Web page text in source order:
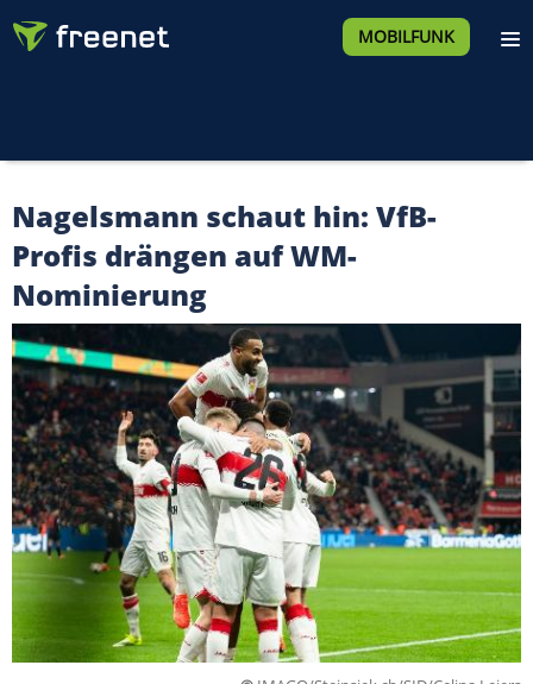
MOBILFUNK
Nagelsmann schaut hin: VfB-
Profis drängen auf WM-
Nominierung